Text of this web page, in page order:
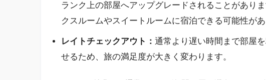
ランク上の部屋へアップグレードされることがあり
クスルームやスイートルームに宿泊できる可能性があ
レイトチェックアウト： 通常より遅い時間まで部屋
せるため、旅の満足度が大きく変わります。